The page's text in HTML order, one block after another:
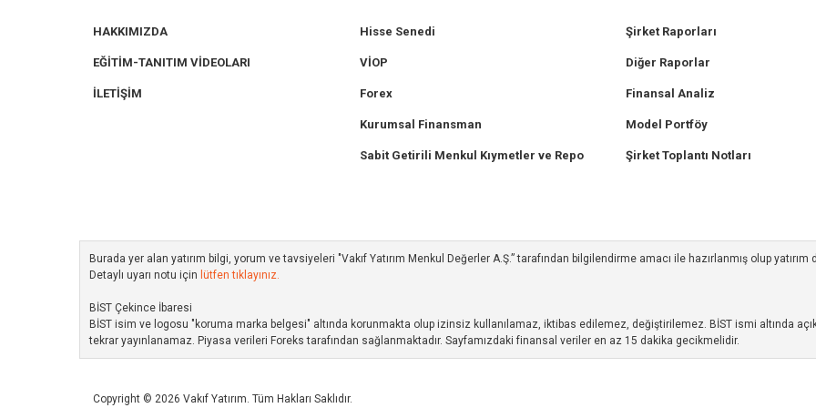
HAKKIMIZDA
EĞİTİM-TANITIM VİDEOLARI
İLETİŞİM
Hisse Senedi
VİOP
Forex
Kurumsal Finansman
Sabit Getirili Menkul Kıymetler ve Repo
Şirket Raporları
Diğer Raporlar
Finansal Analiz
Model Portföy
Şirket Toplantı Notları
Burada yer alan yatırım bilgi, yorum ve tavsiyeleri "Vakıf Yatırım Menkul Değerler A.Ş.” tarafından bilgilendirme amacı ile hazırlanmış olup yatırım
Detaylı uyarı notu için lütfen tıklayınız.
BİST Çekince İbaresi
BİST isim ve logosu "koruma marka belgesi" altında korunmakta olup izinsiz kullanılamaz, iktibas edilemez, değiştirilemez. BİST ismi altında
tekrar yayınlanamaz. Piyasa verileri Foreks tarafından sağlanmaktadır. Sayfamızdaki finansal veriler en az 15 dakika gecikmelidir.
Copyright © 2026 Vakıf Yatırım. Tüm Hakları Saklıdır.